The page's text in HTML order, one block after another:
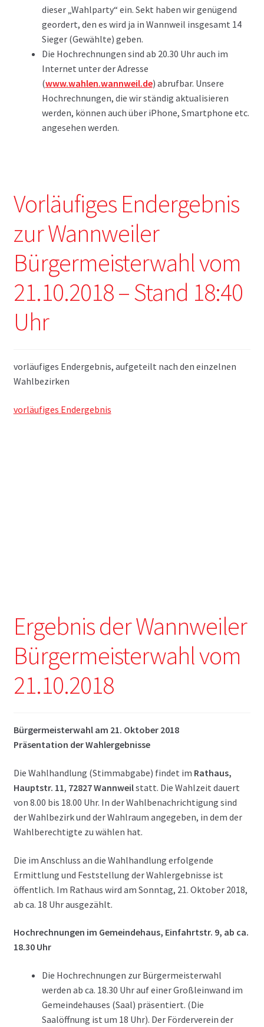
dieser „Wahlparty“ ein. Sekt haben wir genügend
geordert, den es wird ja in Wannweil insgesamt 14
Sieger (Gewählte) geben.
Die Hochrechnungen sind ab 20.30 Uhr auch im
Internet unter der Adresse
(www.wahlen.wannweil.de) abrufbar. Unsere
Hochrechnungen, die wir ständig aktualisieren
werden, können auch über iPhone, Smartphone etc.
angesehen werden.
Vorläufiges Endergebnis
zur Wannweiler
Bürgermeisterwahl vom
21.10.2018 – Stand 18:40
Uhr
vorläufiges Endergebnis, aufgeteilt nach den einzelnen
Wahlbezirken
vorläufiges Endergebnis
Ergebnis der Wannweiler
Bürgermeisterwahl vom
21.10.2018
Bürgermeisterwahl am 21. Oktober 2018
Präsentation der Wahlergebnisse
Die Wahlhandlung (Stimmabgabe) findet im Rathaus,
Hauptstr. 11, 72827 Wannweilstatt. Die Wahlzeit dauert
von 8.00 bis 18.00 Uhr. In der Wahlbenachrichtigung sind
der Wahlbezirk und der Wahlraum angegeben, in dem der
Wahlberechtigte zu wählen hat.
Die im Anschluss an die Wahlhandlung erfolgende
Ermittlung und Feststellung der Wahlergebnisse ist
öffentlich. Im Rathaus wird am Sonntag, 21. Oktober 2018,
ab ca. 18 Uhr ausgezählt.
Hochrechnungen im Gemeindehaus, Einfahrtstr. 9, ab ca.
18.30 Uhr
Die Hochrechnungen zur Bürgermeisterwahl
werden ab ca. 18.30 Uhr auf einer Großleinwand im
Gemeindehauses (Saal) präsentiert. (Die
Saalöffnung ist um 18 Uhr). Der Förderverein der